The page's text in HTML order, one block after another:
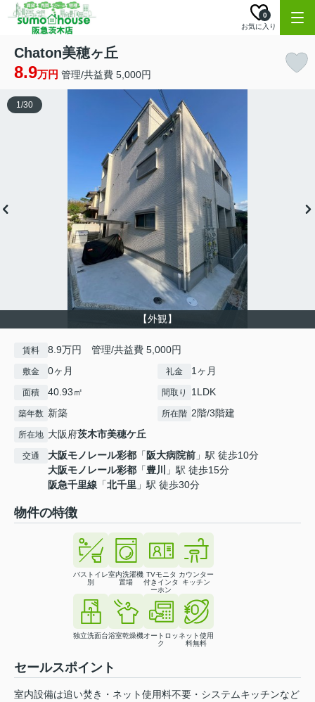
お気に入り
0
Chaton美穂ヶ丘
8.9万円 管理/共益費 5,000円
【外観】
1/30
賃料 8.9万円 管理/共益費 5,000円
敷金 0ヶ月 礼金 1ヶ月
面積 40.93㎡ 間取り 1LDK
築年数 新築 所在階 2階/3階建
所在地 大阪府茨木市美穂ケ丘
交通 大阪モノレール彩都 「 阪大病院前 」駅 徒歩10分
大阪モノレール彩都 「豊川
」駅 徒歩15分
阪急千里線 「北千里 」駅 徒歩30分
物件の特徴
バストイレ
別
室内洗濯機
置場
TVモニタ
付きインタ
ーホン
カウンター
キッチン
独立洗面台浴室乾燥機オートロッ
ク
ネット使用
料無料
セールスポイント
室内設備は追い焚き・ネット使用料不要・システムキッチンなど